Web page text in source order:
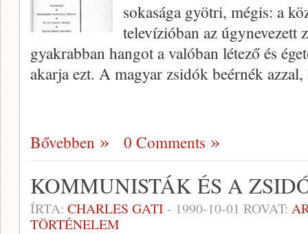
sokasága gyötri, mégis: a
televízióban az úgynevezett
gyakrabban hangot a valóban létező és
akarja ezt. A magyar zsidók be­érnék
Bővebben 0 Comments
KOMMUNISTÁK ÉS A
ÍRTA: CHARLES GATI - 1990-10-01 ROVAT:
TÖRTÉNELEM